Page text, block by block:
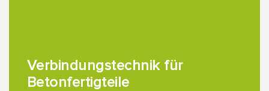
Verbindungstechnik für
Betonfertigteile